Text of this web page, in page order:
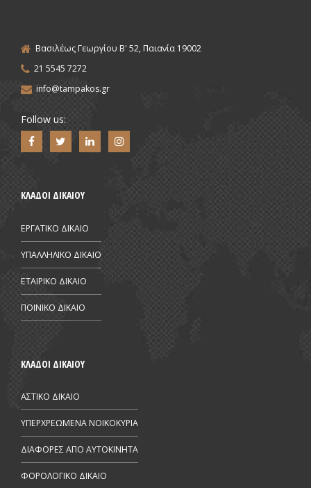
Βασιλέως Γεωργίου Β' 52, Παιανία 19002
21 5545 7272
info@tampakos.gr
Follow us:
ΚΛΑΔΟΙ ΔΙΚΑΙΟΥ
ΕΡΓΑΤΙΚΟ ΔΙΚΑΙΟ
ΥΠΑΛΛΗΛΙΚΟ ΔΙΚΑΙΟ
ΕΤΑΙΡΙΚΟ ΔΙΚΑΙΟ
ΠΟΙΝΙΚΟ ΔΙΚΑΙΟ
ΚΛΑΔΟΙ ΔΙΚΑΙΟΥ
ΑΣΤΙΚΟ ΔΙΚΑΙΟ
ΥΠΕΡΧΡΕΩΜΕΝΑ ΝΟΙΚΟΚΥΡΙΑ
ΔΙΑΦΟΡΕΣ ΑΠΟ AYTOKINHTA
ΦΟΡΟΛΟΓΙΚΟ ΔΙΚΑΙΟ